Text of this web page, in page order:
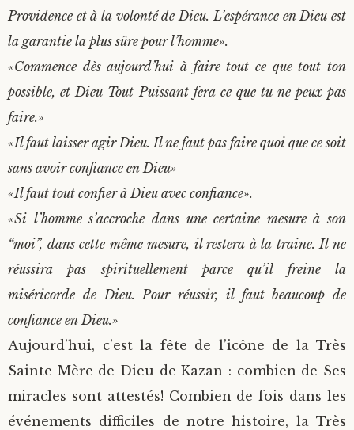
Providence et à la volonté de Dieu. L’espérance en Dieu est
la garantie la plus sûre pour l’homme».
«Commence dès aujourd’hui à faire tout ce que tout ton
possible, et Dieu Tout-Puissant fera ce que tu ne peux pas
faire.»
«Il faut laisser agir Dieu. Il ne faut pas faire quoi que ce soit
sans avoir confiance en Dieu»
«Il faut tout confier à Dieu avec confiance».
«Si l’homme s’accroche dans une certaine mesure à son
“moi”, dans cette même mesure, il restera à la traine. Il ne
réussira pas spirituellement parce qu’il freine la
miséricorde de Dieu. Pour réussir, il faut beaucoup de
confiance en Dieu.»
Aujourd’hui, c’est la fête de l’icône de la Très
Sainte Mère de Dieu de Kazan : combien de Ses
miracles sont attestés! Combien de fois dans les
événements difficiles de notre histoire, la Très